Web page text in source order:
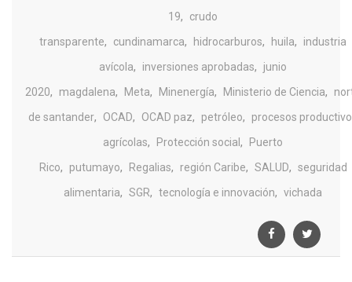
19,
crudo
transparente, cundinamarca, hidrocarburos, huila,
industria
avícola, inversiones aprobadas,
junio
2020, magdalena, Meta, Minenergía, Ministerio de Ciencia,
de santander, OCAD, OCAD paz, petróleo,
procesos
agrícolas, Protección social ,
Puerto
Rico, putumayo, Regalias, región Caribe, SALUD, seguridad
alimentaria, SGR, tecnología e innovación, vichada